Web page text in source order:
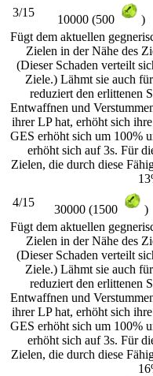
3/15
10000 (500 )
Fügt dem aktuellen
Zielen in der Nähe des
(Dieser Schaden verteilt
Ziele.) Lähmt sie auch
reduziert den erlittenen
Entwaffnen und
ihrer LP hat, erhöht sich
GES erhöht sich um 100%
erhöht sich auf 3s. Für
Zielen, die durch diese
4/15
30000 (1500 )
Fügt dem aktuellen
Zielen in der Nähe des
(Dieser Schaden verteilt
Ziele.) Lähmt sie auch
reduziert den erlittenen
Entwaffnen und
ihrer LP hat, erhöht sich
GES erhöht sich um 100%
erhöht sich auf 3s. Für
Zielen, die durch diese